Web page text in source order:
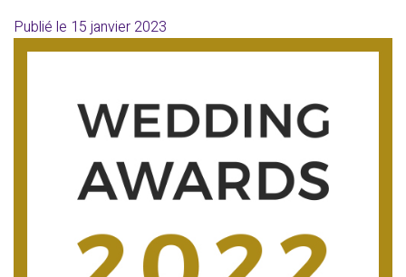
Publié le 15 janvier 2023